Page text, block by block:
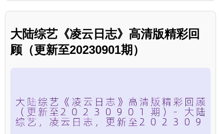
大陆综艺《凌云日志》高清版精彩回
顾（更新至20230901期）